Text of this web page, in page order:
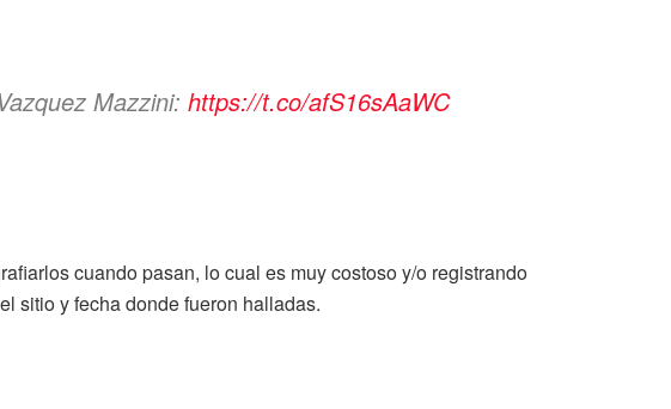
Mazzini: https://t.co/afS16sAaWC
cuando pasan, lo cual es muy costoso y/o registrando
sitio y fecha donde fueron halladas.